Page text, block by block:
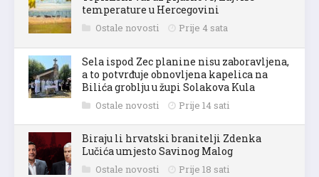
temperature u Hercegovini
Ostale novosti Prije 4 sata
Sela ispod Zec planine nisu zaboravljena,
a to potvrđuje obnovljena kapelica na
Bilića groblju u župi Solakova Kula
Ostale novosti Prije 14 sati
Biraju li hrvatski branitelji Zdenka
Lučića umjesto Savinog Malog
Ostale novosti Prije 18 sati